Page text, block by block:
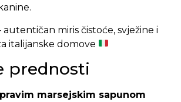
autentičan miris čistoće, svježine i
italijanske domove
prednosti
pravim marsejskim sapunom